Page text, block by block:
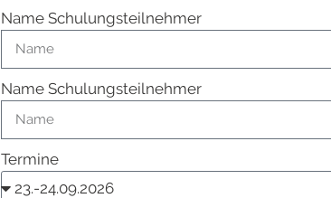
Name Schulungsteilnehmer
Name Schulungsteilnehmer
Termine